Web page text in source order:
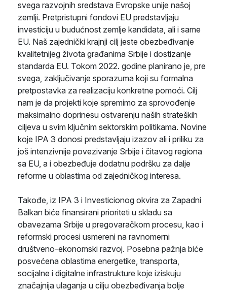
svega razvojnih sredstava Evropske unije našoj
zemlji. Pretpristupni fondovi EU predstavljaju
investiciju u budućnost zemlje kandidata, ali i same
EU. Naš zajednički krajnji cilj jeste obezbeđivanje
kvalitetnijeg života građanima Srbije i dostizanje
standarda EU. Tokom 2022. godine planirano je, pre
svega, zaključivanje sporazuma koji su formalna
pretpostavka za realizaciju konkretne pomoći. Cilj
nam je da projekti koje spremimo za sprovođenje
maksimalno doprinesu ostvarenju naših strateških
ciljeva u svim ključnim sektorskim politikama. Novine
koje IPA 3 donosi predstavljaju izazov ali i priliku za
još intenzivnije povezivanje Srbije i čitavog regiona
sa EU, a i obezbeđuje dodatnu podršku za dalje
reforme u oblastima od zajedničkog interesa.
Takođe, iz IPA 3 i Investicionog okvira za Zapadni
Balkan biće finansirani prioriteti u skladu sa
obavezama Srbije u pregovaračkom procesu, kao i
reformski procesi usmereni na ravnomerni
društveno-ekonomski razvoj. Posebna pažnja biće
posvećena oblastima energetike, transporta,
socijalne i digitalne infrastrukture koje iziskuju
značajnija ulaganja u cilju obezbeđivanja bolje